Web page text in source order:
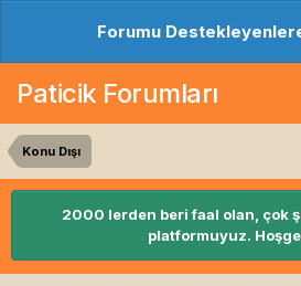
Forumu Destekleyenlere
Paticik Forumları
Konu Dışı
2000 lerden beri faal olan, çok
platformuyuz.